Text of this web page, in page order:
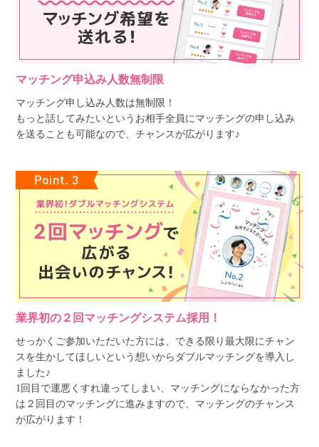
マッチング申込み人数無制限
マッチング申し込み人数は無制限！
もっと話してみたいというお相手全員にマッチングの申し込み
を送ることも可能なので、チャンスが広がります♪
業界初の２回マッチングシステム採用！
せっかくご参加いただいた方には、できる限り最大限にチャン
スを生かしてほしいという想いからダブルマッチングを導入し
ました♪
1回目で運悪くすれ違ってしまい、マッチングにならなかった方
は２回目のマッチングに進みますので、マッチングのチャンス
が広がります！